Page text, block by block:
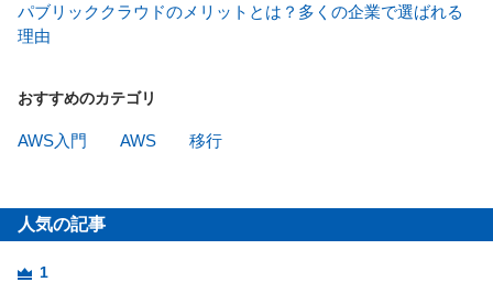
パブリッククラウドのメリットとは？多くの企業で選ばれる
理由
おすすめのカテゴリ
AWS入門 AWS 移行
人気の記事
1